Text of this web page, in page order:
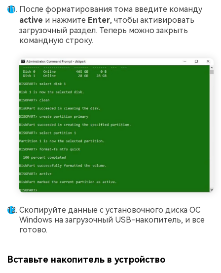
После форматирования тома введите команду
active и нажмите Enter, чтобы активировать
загрузочный раздел. Теперь можно закрыть
командную строку.
Скопируйте данные с установочного диска ОС
Windows на загрузочный USB-накопитель, и все
готово.
Вставьте накопитель в устройство